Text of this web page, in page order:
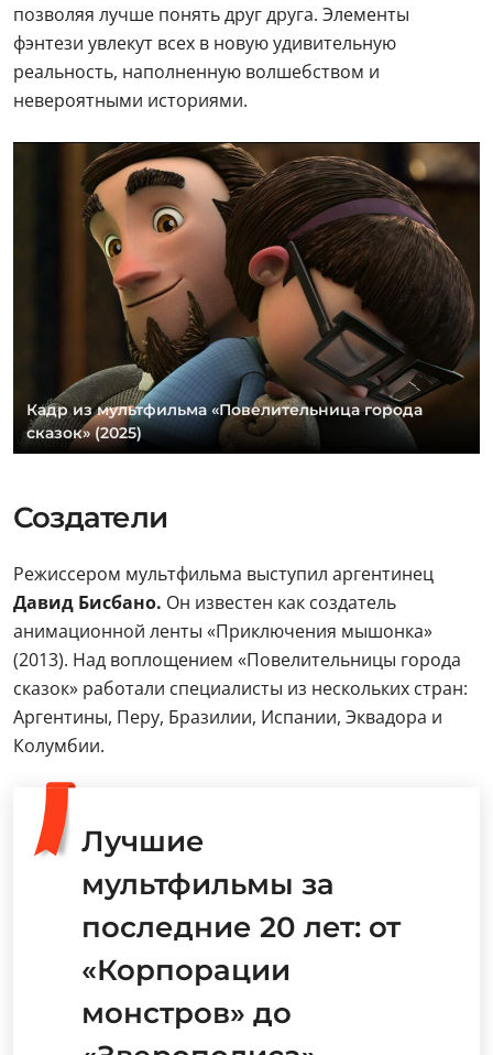
позволяя лучше понять друг друга. Элементы
фэнтези увлекут всех в новую удивительную
реальность, наполненную волшебством и
невероятными историями.
Кадр из мультфильма «Повелительница города
сказок» (2025)
Создатели
Режиссером мультфильма выступил аргентинец
Давид Бисбано. Он известен как создатель
анимационной ленты «Приключения мышонка»
(2013). Над воплощением «Повелительницы города
сказок» работали специалисты из нескольких стран:
Аргентины, Перу, Бразилии, Испании, Эквадора и
Колумбии.
Лучшие
мультфильмы за
последние 20 лет: от
«Корпорации
монстров» до